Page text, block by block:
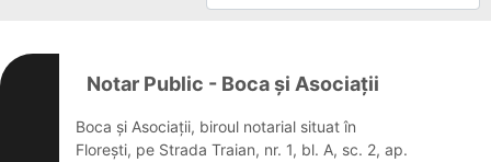
Notar Public - Boca și Asociații
Boca și Asociații, biroul notarial situat în
Florești, pe Strada Traian, nr. 1, bl. A, sc. 2, ap.